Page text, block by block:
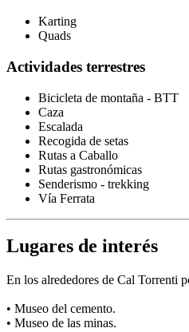
Karting
Quads
Actividades terrestres
Bicicleta de montaña - BTT
Caza
Escalada
Recogida de setas
Rutas a Caballo
Rutas gastronómicas
Senderismo - trekking
Vía Ferrata
Lugares de interés
En los alrededores de Cal Torrenti
• Museo del cemento.
• Museo de las minas.